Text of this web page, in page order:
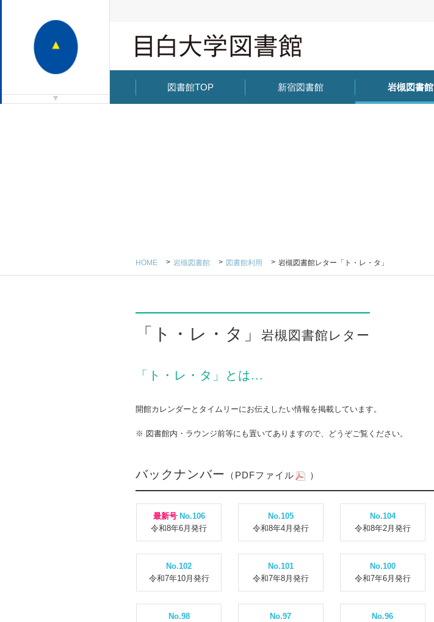
図書館TOP 新宿図書館 岩槻図書館
HOME 岩槻図書館 図書館利用 岩槻図書館レター「ト・レ・タ」
「ト・レ・タ」 岩槻図書館レター
「ト・レ・タ」とは...
開館カレンダーとタイムリーにお伝えしたい情報を掲載しています。
※ 図書館内・ラウンジ前等にも置いてありますので、どうぞご覧ください。
バックナンバー （PDFファイル ）
最新号 No.106
令和8年6月発行
No.105
令和8年4月発行
No.104
令和8年2月発行
No.102
令和7年10月発行
No.101
令和7年8月発行
No.100
令和7年6月発行
No.98
No.97
No.96